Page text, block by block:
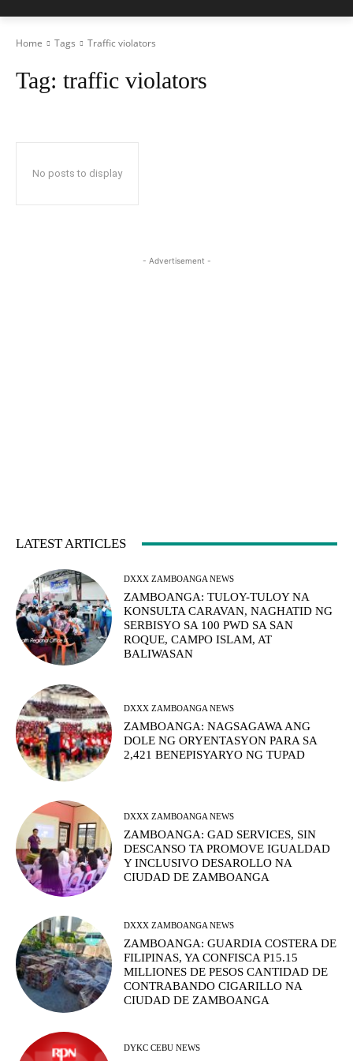
Home Tags Traffic violators
Tag: traffic violators
No posts to display
- Advertisement -
LATEST ARTICLES
DXXX ZAMBOANGA NEWS
ZAMBOANGA: TULOY-TULOY NA
KONSULTA CARAVAN, NAGHATID NG
SERBISYO SA 100 PWD SA SAN
ROQUE, CAMPO ISLAM, AT
BALIWASAN
DXXX ZAMBOANGA NEWS
ZAMBOANGA: NAGSAGAWA ANG
DOLE NG ORYENTASYON PARA SA
2,421 BENEPISYARYO NG TUPAD
DXXX ZAMBOANGA NEWS
ZAMBOANGA: GAD SERVICES, SIN
DESCANSO TA PROMOVE IGUALDAD
Y INCLUSIVO DESAROLLO NA
CIUDAD DE ZAMBOANGA
DXXX ZAMBOANGA NEWS
ZAMBOANGA: GUARDIA COSTERA DE
FILIPINAS, YA CONFISCA P15.15
MILLIONES DE PESOS CANTIDAD DE
CONTRABANDO CIGARILLO NA
CIUDAD DE ZAMBOANGA
DYKC CEBU NEWS